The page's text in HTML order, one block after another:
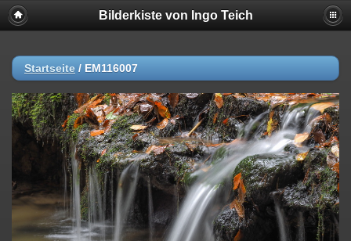
Bilderkiste von Ingo Teich
Startseite / EM116007